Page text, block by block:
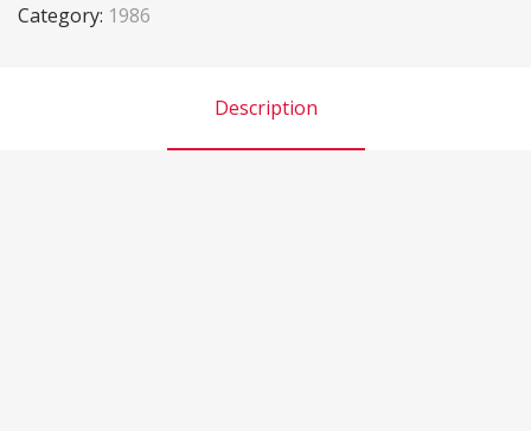
Category: 1986
Description